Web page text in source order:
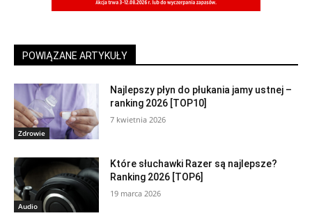
POWIĄZANE ARTYKUŁY
Zdrowie
Najlepszy płyn do płukania jamy ustnej –
ranking 2026 [TOP10]
7 kwietnia 2026
Audio
Które słuchawki Razer są najlepsze?
Ranking 2026 [TOP6]
19 marca 2026